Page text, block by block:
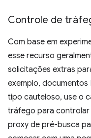
Controle de
Com base em
esse recurso
solicitações extras
exemplo, documentos
tipo cauteloso, use o
tráfego para
proxy de pré-busca